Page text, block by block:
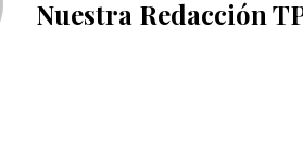
Nuestra Redacción